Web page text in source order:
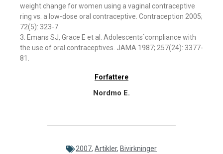
weight change for women using a vaginal contraceptive
ring vs. a low-dose oral contraceptive. Contraception 2005;
72(5): 323-7.
3. Emans SJ, Grace E et al. Adolescents`compliance with
the use of oral contraceptives. JAMA 1987; 257(24): 3377-
81.
Forfattere
Nordmo E.
2007, Artikler, Bivirkninger